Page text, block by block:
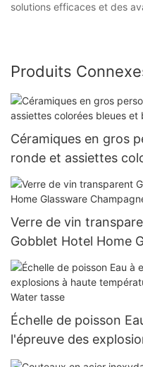
solutions efficaces et des
Produits
Céramiques en gros
ronde et assiettes
Verre de vin
Gobblet Hotel Home
Glass
Échelle de poisson
l'épreuve des
Grain Grain